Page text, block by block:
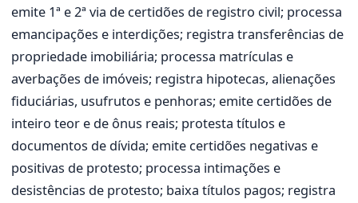
emite 1ª e 2ª via de certidões de registro civil; processa
emancipações e interdições; registra transferências de
propriedade imobiliária; processa matrículas e
averbações de imóveis; registra hipotecas, alienações
fiduciárias, usufrutos e penhoras; emite certidões de
inteiro teor e de ônus reais; protesta títulos e
documentos de dívida; emite certidões negativas e
positivas de protesto; processa intimações e
desistências de protesto; baixa títulos pagos; registra